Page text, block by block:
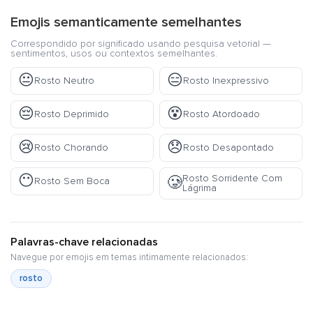
Emojis semanticamente semelhantes
Correspondido por significado usando pesquisa vetorial —
sentimentos, usos ou contextos semelhantes.
😐Rosto Neutro 😑Rosto Inexpressivo
😔Rosto Deprimido 😵Rosto Atordoado
😢Rosto Chorando 😞Rosto Desapontado
😶Rosto Sem Boca 🥲Rosto Sorridente Com
Lágrima
Palavras-chave relacionadas
Navegue por emojis em temas intimamente relacionados:
rosto